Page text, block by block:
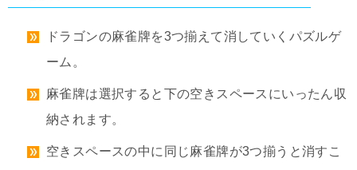
ドラゴンの麻雀牌を3つ揃えて消していくパズルゲ
ーム。
麻雀牌は選択すると下の空きスペースにいったん収
納されます。
空きスペースの中に同じ麻雀牌が3つ揃うと消すこ